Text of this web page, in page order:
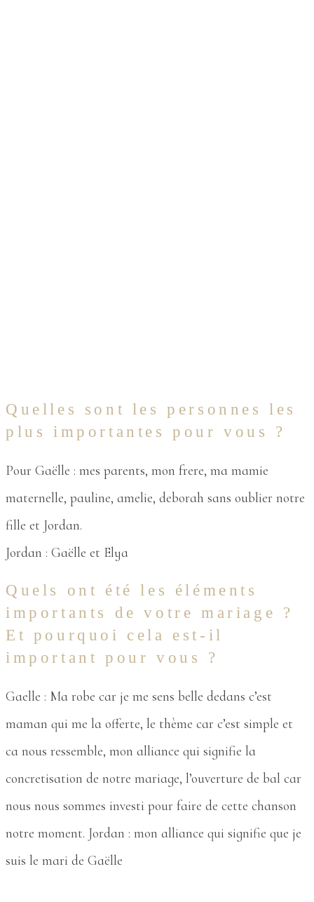
Quelles sont les personnes les
plus importantes pour vous ?
Pour Gaëlle : mes parents, mon frere, ma mamie
maternelle, pauline, amelie, deborah sans oublier notre
fille et Jordan.
Jordan : Gaëlle et Elya
Quels ont été les éléments
importants de votre mariage ?
Et pourquoi cela est-il
important pour vous ?
Gaelle : Ma robe car je me sens belle dedans c’est
maman qui me la offerte, le thème car c’est simple et
ca nous ressemble, mon alliance qui signifie la
concretisation de notre mariage, l’ouverture de bal car
nous nous sommes investi pour faire de cette chanson
notre moment. Jordan : mon alliance qui signifie que je
suis le mari de Gaëlle